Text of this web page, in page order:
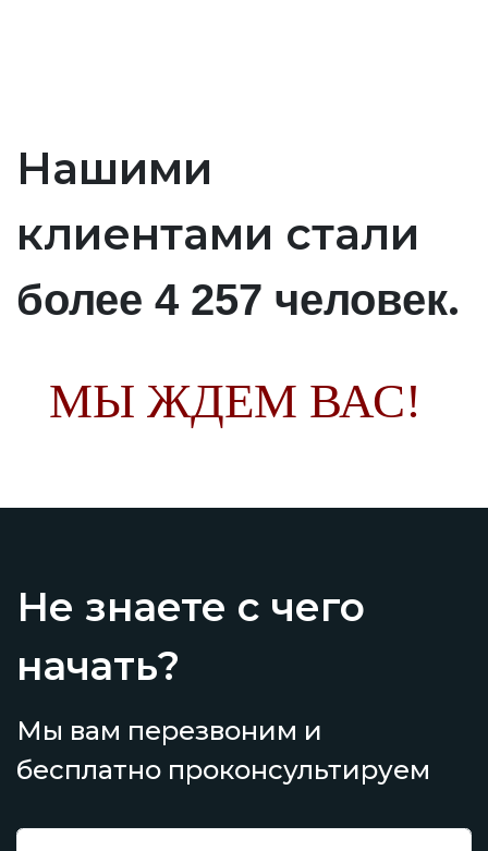
Нашими
клиентами стали
более 4 257 человек.
МЫ ЖДЕМ ВАС!
Не знаете с чего
начать?
Мы вам перезвоним и
бесплатно проконсультируем